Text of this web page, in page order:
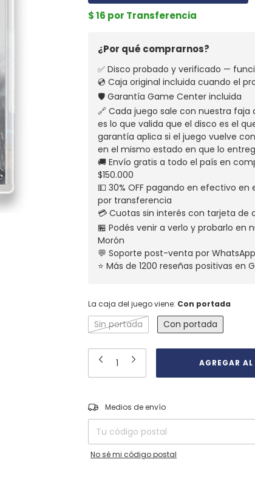
$ 16 por Transferencia
¿Por qué comprarnos?
✅ Disco probado y verificado —
💿 Caja original incluida cuando el
🛡️ Garantía Game Center incluida
🔗 Cada juego sale con nuestra faja
es lo que valida que el disco es el
garantía aplica si el juego vuelve
en el mismo estado en que lo
🚚 Envío gratis a todo el país en
$150.000
💵 30% OFF pagando en efectivo en
por transferencia
💳 Cuotas sin interés con tarjeta de
🏪 Podés venir a verlo y probarlo en
Morón
💬 Soporte post-venta por
⭐ Más de 1200 reseñas positivas en
La caja del juego viene: Con portada
Sin portada Con portada
Entregas para el CP:
Medios de envío
No sé mi código postal